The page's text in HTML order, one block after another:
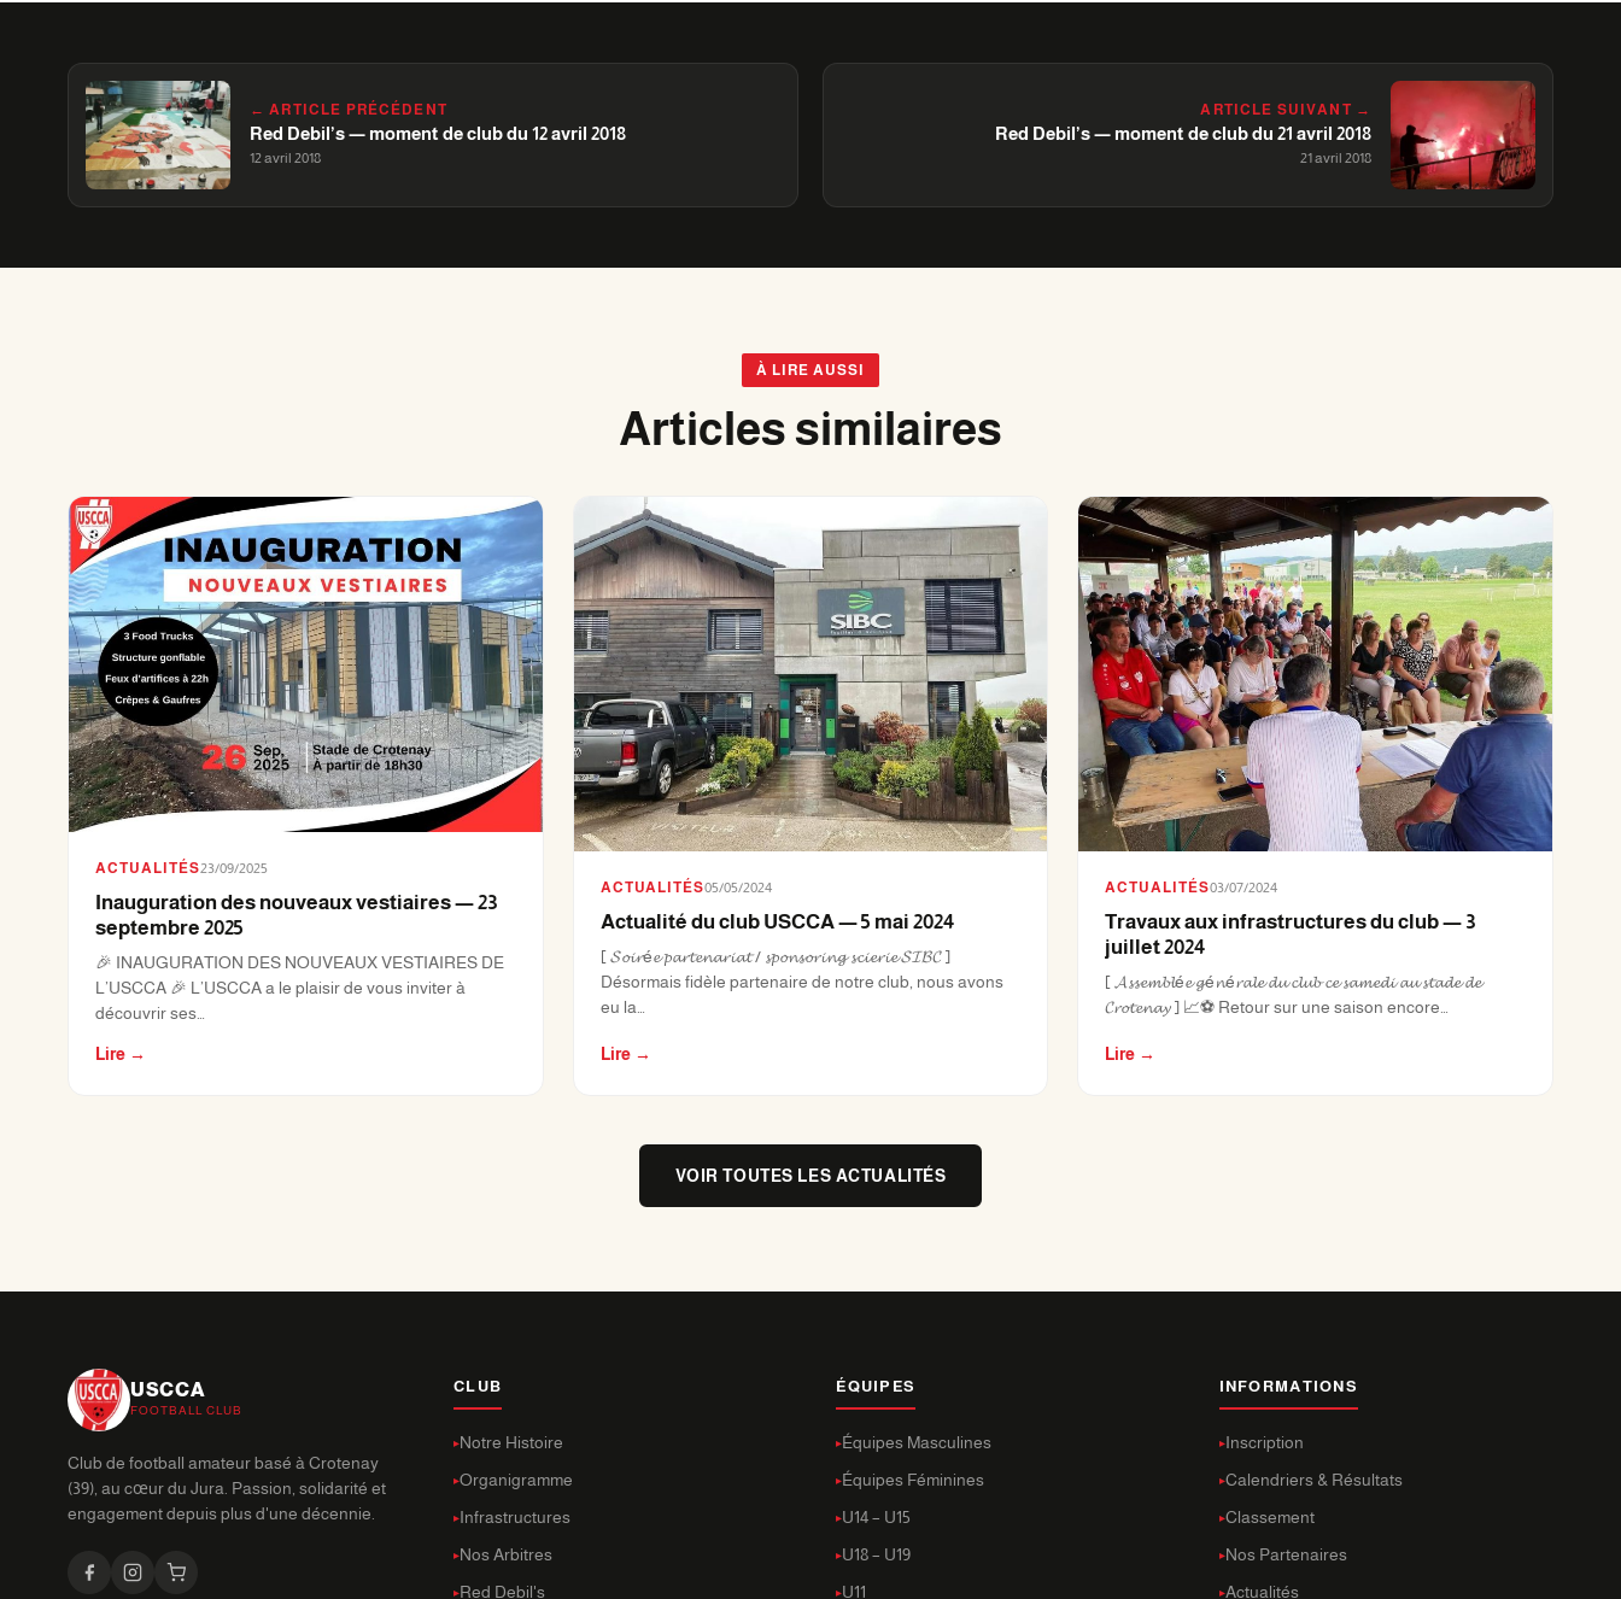
← ARTICLE PRÉCÉDENT
Red Debil’s — moment de club du 12 avril 2018
12 avril 2018
ARTICLE SUIVANT →
Red Debil’s — moment de club du 21 avril 2018
21 avril 2018
À LIRE AUSSI
Articles similaires
ACTUALITÉS23/09/2025
Inauguration des nouveaux vestiaires — 23
septembre 2025
🎉 INAUGURATION DES NOUVEAUX VESTIAIRES DE
L’USCCA 🎉 L’USCCA a le plaisir de vous inviter à
découvrir ses…
Lire →
ACTUALITÉS05/05/2024
Actualité du club USCCA — 5 mai 2024
[ 𝓢𝓸𝓲𝓻é𝓮 𝓹𝓪𝓻𝓽𝓮𝓷𝓪𝓻𝓲𝓪𝓽 / 𝓼𝓹𝓸𝓷𝓼𝓸𝓻𝓲𝓷𝓰 𝓼𝓬𝓲𝓮𝓻𝓲𝓮 𝓢𝓘𝓑𝓒 ]
Désormais fidèle partenaire de notre club, nous avons
eu la…
Lire →
ACTUALITÉS03/07/2024
Travaux aux infrastructures du club — 3
juillet 2024
[ 𝓐𝓼𝓼𝓮𝓶𝓫𝓵é𝓮 𝓰é𝓷é𝓻𝓪𝓵𝓮 𝓭𝓾 𝓬𝓵𝓾𝓫 𝓬𝓮 𝓼𝓪𝓶𝓮𝓭𝓲 𝓪𝓾 𝓼𝓽𝓪𝓭𝓮 𝓭𝓮
𝓒𝓻𝓸𝓽𝓮𝓷𝓪𝔂 ] 📈⚽️ Retour sur une saison encore…
Lire →
VOIR TOUTES LES ACTUALITÉS
USCCA
FOOTBALL CLUB
Club de football amateur basé à Crotenay
(39), au cœur du Jura. Passion, solidarité et
engagement depuis plus d'une décennie.
CLUB
Notre Histoire
Organigramme
Infrastructures
Nos Arbitres
Red Debil's
ÉQUIPES
Équipes Masculines
Équipes Féminines
U14 – U15
U18 – U19
U11
INFORMATIONS
Inscription
Calendriers & Résultats
Classement
Nos Partenaires
Actualités